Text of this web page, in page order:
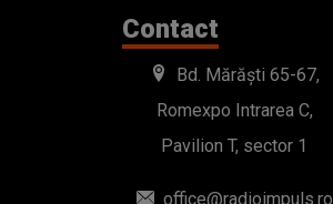
Contact
Bd. Mărăști 65-67,
Romexpo Intrarea C,
Pavilion T, sector 1
office@radioimpuls.ro